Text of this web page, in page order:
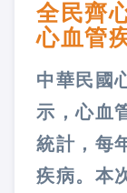
全民齊
心血管
中華民國
示，心血
統計，每
疾病。本